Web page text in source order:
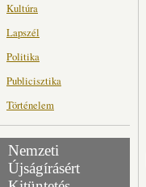
Kultúra
Lapszél
Politika
Publicisztika
Történelem
Nemzeti
Újságírásért